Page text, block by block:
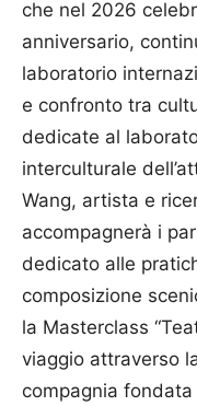
che nel 2026
anniversario,
laboratorio
e confronto tra
dedicate al
interculturale
Wang, artista e
accompagnerà i
dedicato alle
composizione
la Masterclass
viaggio attraverso
compagnia